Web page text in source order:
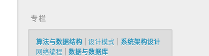
专栏
算法与数据结构 |设计模式
系统架构设计
网络编程 |数据与数据库